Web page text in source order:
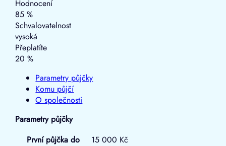
Hodnocení
85 %
Schvalovatelnost
vysoká
Přeplatíte
20 %
Parametry půjčky
Komu půjčí
O společnosti
Parametry půjčky
První půjčka do
15 000 Kč